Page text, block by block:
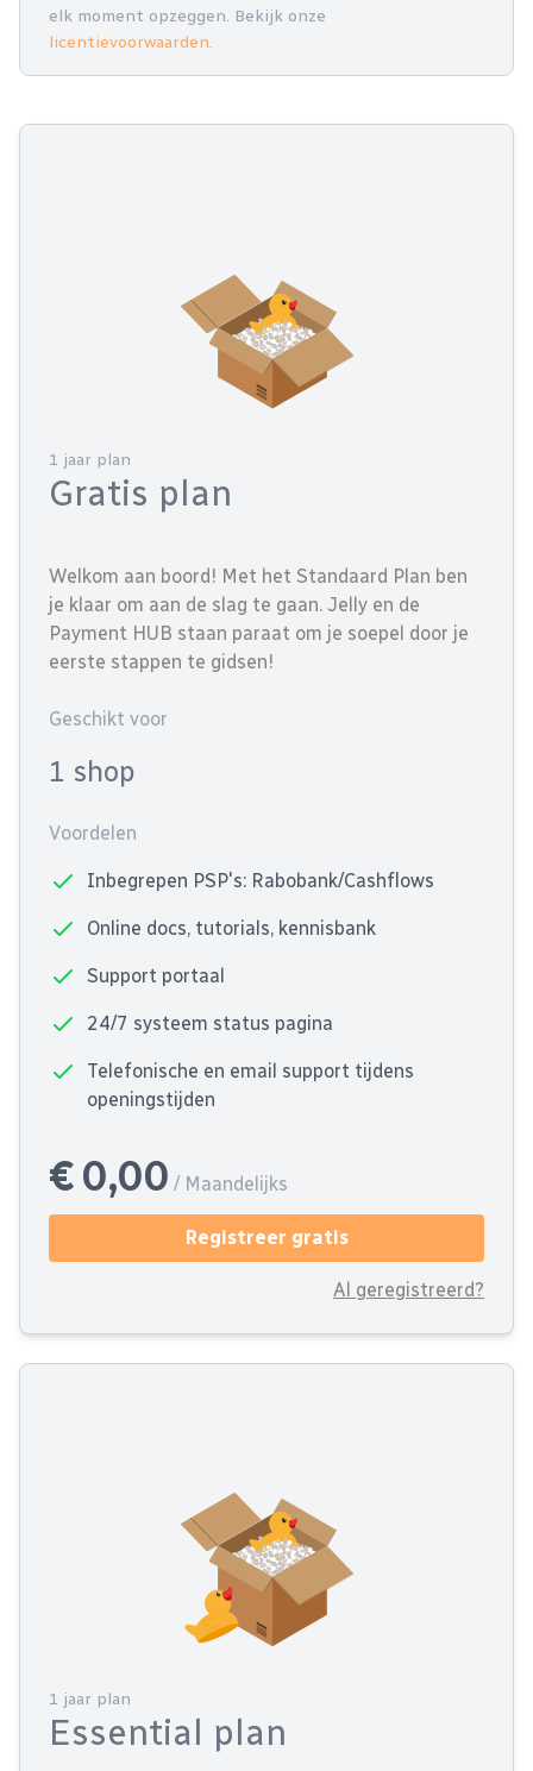
elk moment opzeggen. Bekijk onze
licentievoorwaarden.
1 jaar plan
Gratis plan
Welkom aan boord! Met het Standaard Plan ben
je klaar om aan de slag te gaan. Jelly en de
Payment HUB staan paraat om je soepel door je
eerste stappen te gidsen!
Geschikt voor
1 shop
Voordelen
Inbegrepen PSP's: Rabobank/Cashflows
Online docs, tutorials, kennisbank
Support portaal
24/7 systeem status pagina
Telefonische en email support tijdens
openingstijden
€ 0,00 / Maandelijks
Registreer gratis
Al geregistreerd?
1 jaar plan
Essential plan